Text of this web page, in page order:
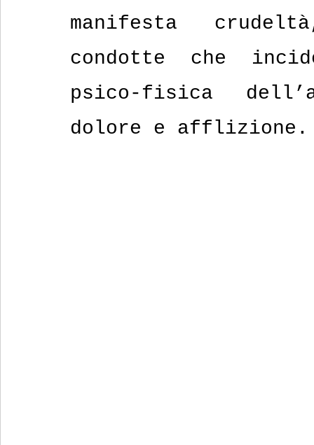
manifesta
condotte che
psico-fisica
dolore e